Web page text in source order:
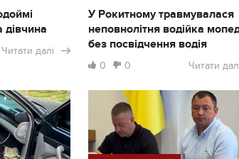
дівчина
Читати далі
У Рокитному травмувалася
неповнолітня водійка
без посвідчення водія
0 0 Читати